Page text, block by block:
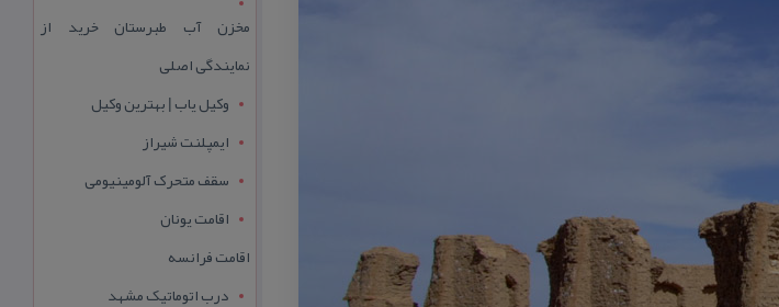
مخزن آب طبرستان خرید از
نمایندگی اصلی
وکیل یاب | بهترین وکیل
ایمپلنت شیراز
سقف متحرک آلومینیومی
اقامت یونان
اقامت فرانسه
درب اتوماتیک مشهد